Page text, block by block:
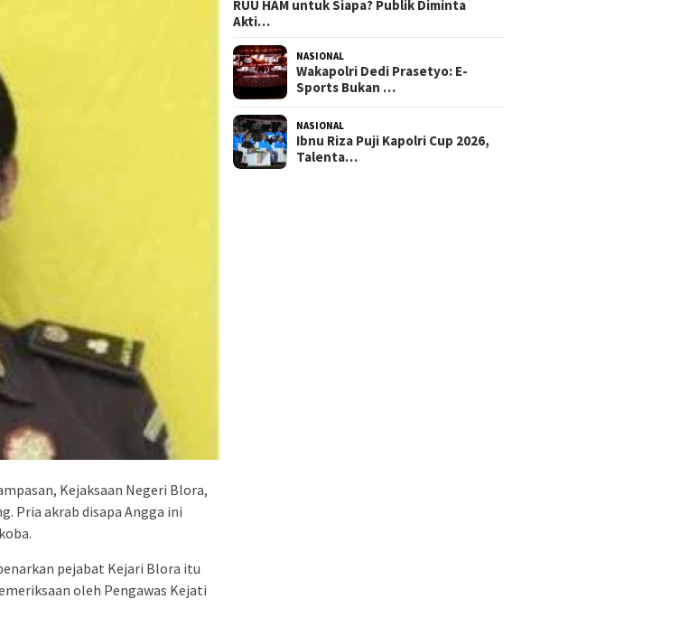
Kejaksaan Negeri Blora,
Pria akrab disapa Angga ini
pejabat Kejari Blora itu
oleh Pengawas Kejati
RUU HAM untuk Siapa? Publik Diminta
Akti…
NASIONAL
Wakapolri Dedi Prasetyo: E-
Sports Bukan …
NASIONAL
Ibnu Riza Puji Kapolri Cup 2026,
Talenta…